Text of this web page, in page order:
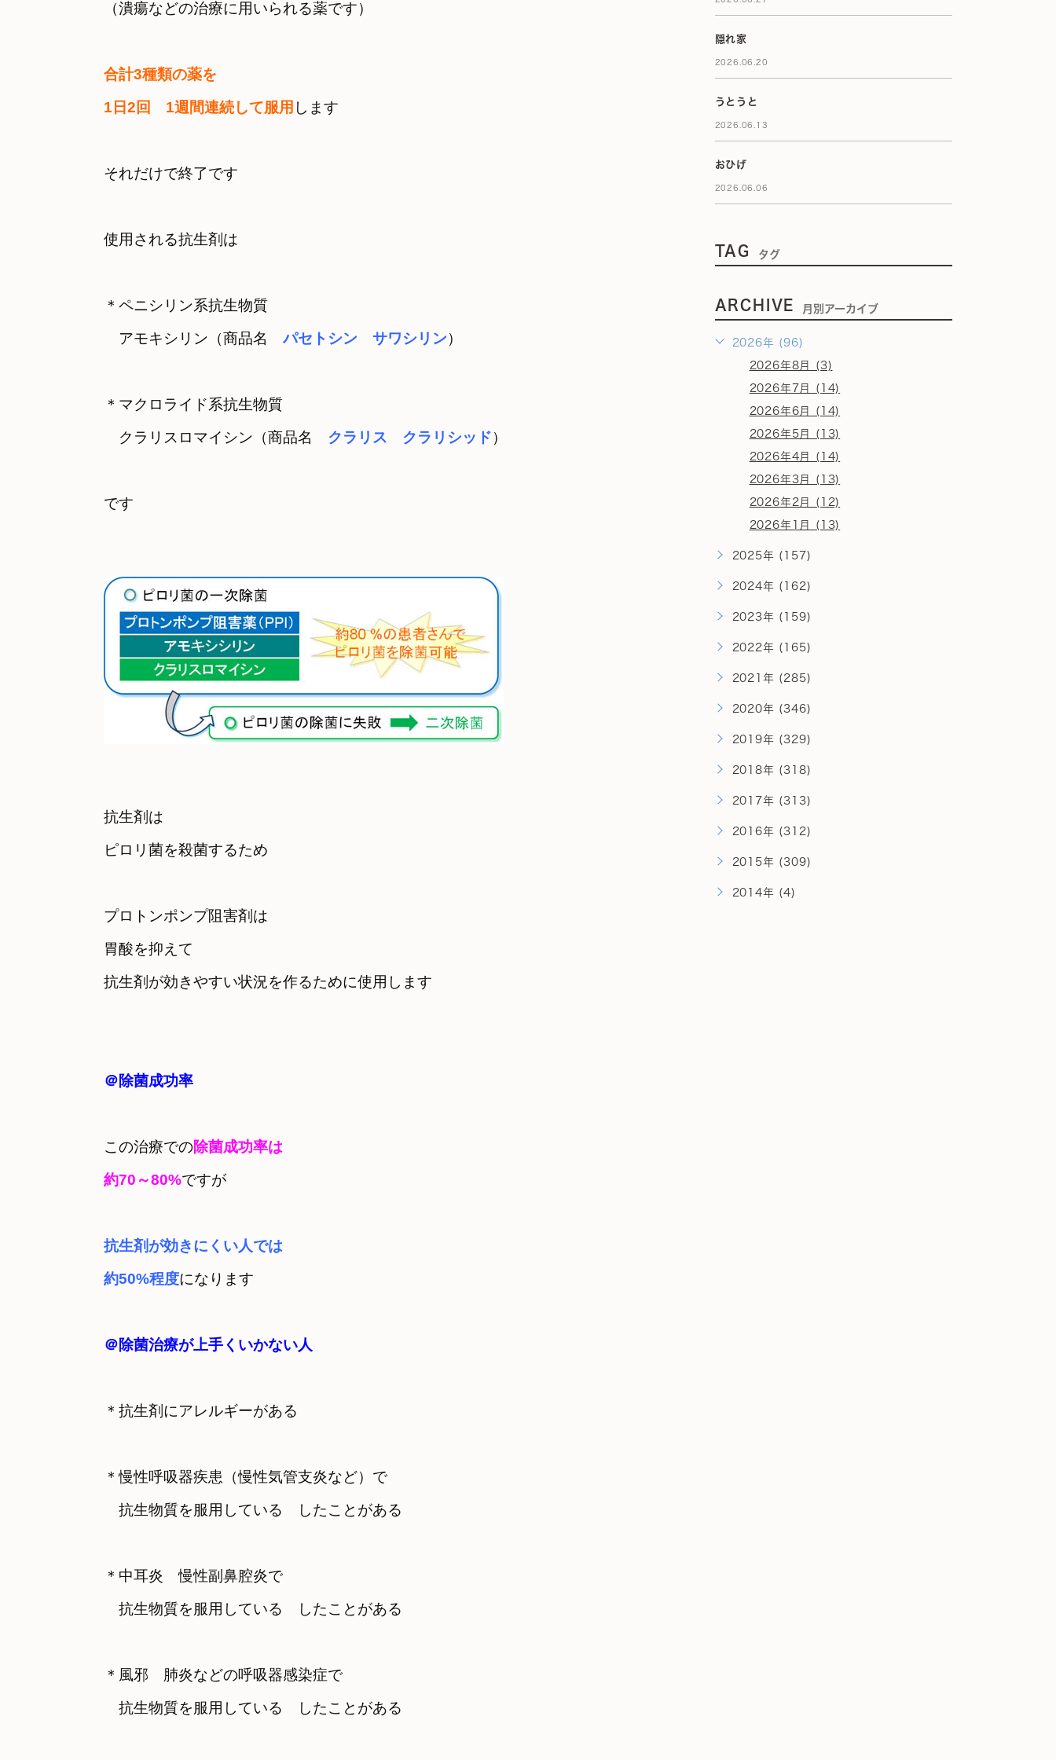
合計3種類の薬を
1日2回　1週間連続して服用 します
それだけで終了です
使用される抗生剤は
＊ペニシリン系抗生物質
アモキシリン（商品名 パセトシン　サワシリン）
＊マクロライド系抗生物質
クラリスロマイシン（商品名 クラリス　クラリシッド）
です
抗生剤は
ピロリ菌を殺菌するため
プロトンポンプ阻害剤は
胃酸を抑えて
抗生剤が効きやすい状況を作るために使用します
＠除菌成功率
この治療での
約70～80%ですが
抗生剤が効きにくい人では
約50%程度
＠除菌治療が上手くいかない人
＊慢性呼吸器疾患（慢性気管支炎など）で
＊中耳炎　慢性副鼻腔炎で
＊風邪　肺炎などの呼吸器感染症で
抗生物質を服用している　したことがある
隠れ家
2026.06.20
うとうと
2026.06.13
おひげ
2026.06.06
TAG タグ
ARCHIVE 月別アーカイブ
2026年 (96)
2026年8月 (3)
2026年7月 (14)
2026年6月 (14)
2026年5月 (13)
2026年4月 (14)
2026年3月 (13)
2026年2月 (12)
2026年1月 (13)
2025年 (157)
2024年 (162)
2023年 (159)
2022年 (165)
2021年 (285)
2020年 (346)
2019年 (329)
2018年 (318)
2017年 (313)
2016年 (312)
2015年 (309)
2014年 (4)